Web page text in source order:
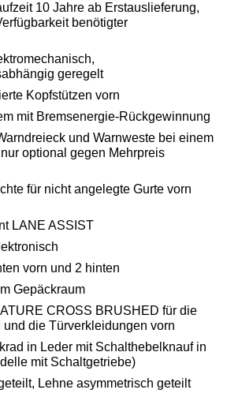
10 Jahre ab Erstauslieferung,
benötigter
geregelt
Kopfstützen vorn
mit Bremsenergie-Rückgewinnung
und Warnweste bei einem
optional gegen Mehrpreis
für nicht angelegte Gurte vorn
LANE ASSIST
vorn und 2 hinten
Gepäckraum
CROSS BRUSHED für die
und die Türverkleidungen vorn
in Leder mit Schalthebelknauf in
mit Schaltgetriebe)
Lehne asymmetrisch geteilt